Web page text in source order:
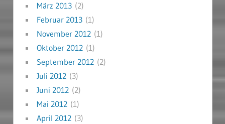
März 2013(2)
Februar 2013(1)
November 2012(1)
Oktober 2012(1)
September 2012(2)
Juli 2012(3)
Juni 2012(2)
Mai 2012(1)
April 2012(3)